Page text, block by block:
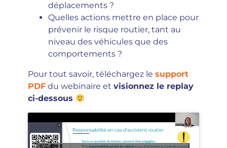
déplacements ?
Quelles actions mettre en place pour
prévenir le risque routier, tant au
niveau des véhicules que des
comportements ?
Pour tout savoir, téléchargez le support
PDF du webinaire et visionnez le replay
ci-dessous